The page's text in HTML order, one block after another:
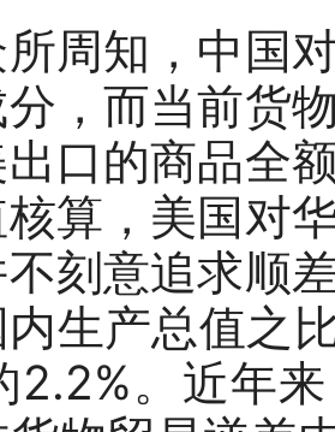
知，中国对
，而当前货
口的商品全
算，美国对
刻意追求顺
生产总值之
2.2%。近年